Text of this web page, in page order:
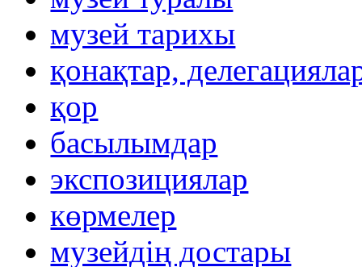
музей тарихы
қонақтар,
қор
басылымдар
экспозициялар
көрмелер
музейдің достары